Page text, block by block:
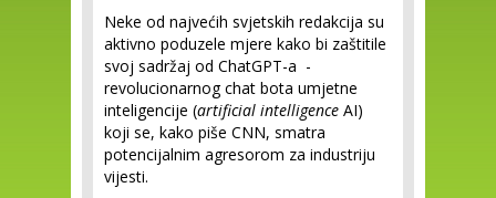
Neke od najvećih svjetskih redakcija su
aktivno poduzele mjere kako bi zaštitile
svoj sadržaj od ChatGPT-a -
revolucionarnog chat bota umjetne
inteligencije (artificial intelligence AI)
koji se, kako piše CNN, smatra
potencijalnim agresorom za industriju
vijesti.